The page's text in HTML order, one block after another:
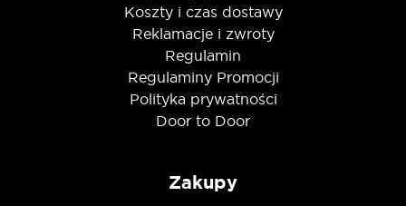
Koszty i czas dostawy
Reklamacje i zwroty
Regulamin
Regulaminy Promocji
Polityka prywatności
Door to Door
Zakupy